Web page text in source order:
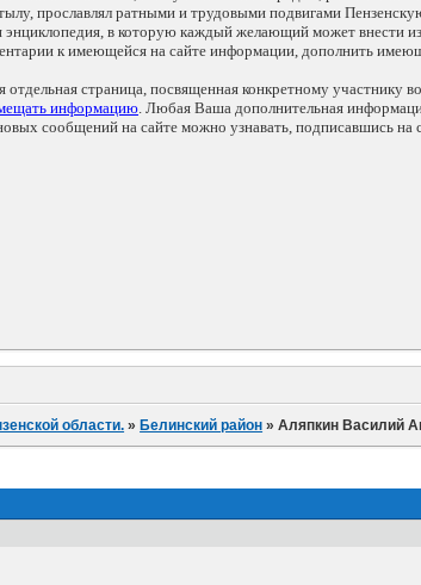
прославлял ратными и трудовыми подвигами
энциклопедия, в которую каждый желающий может внести
к имеющейся на сайте информации, дополнить
отдельная страница, посвященная конкретному
информацию. Любая Ваша дополнительная
сообщений на сайте можно узнавать, подписавшись на
области. » Белинский район »Аляпкин Василий